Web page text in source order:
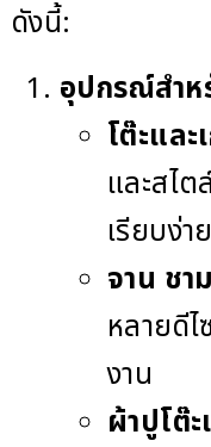
ดังนี้:
อุปกรณ์สำห
โต๊ะและ
และสไ
เรียบง่าย
จาน ชา
หลายดี
งาน
ผ้าปูโต๊